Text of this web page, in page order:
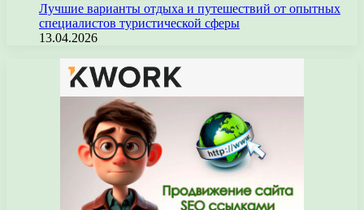
Лучшие варианты отдыха и путешествий от опытных
специалистов туристической сферы
13.04.2026